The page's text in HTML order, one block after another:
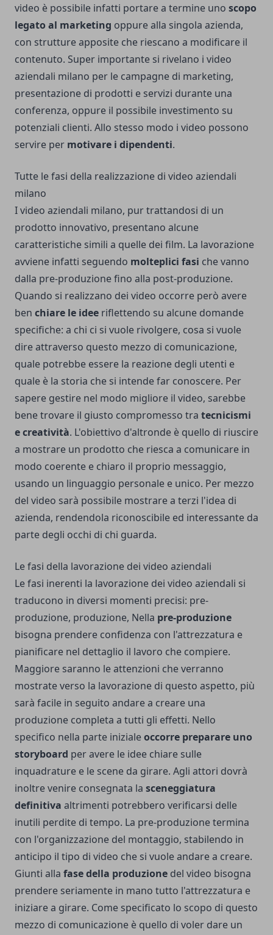
video è possibile infatti portare a termine uno scopo
legato al marketing oppure alla singola azienda,
con strutture apposite che riescano a modificare il
contenuto. Super importante si rivelano i video
aziendali milano per le campagne di marketing,
presentazione di prodotti e servizi durante una
conferenza, oppure il possibile investimento su
potenziali clienti. Allo stesso modo i video possono
servire per motivare i dipendenti.
Tutte le fasi della realizzazione di video aziendali
milano
I video aziendali milano, pur trattandosi di un
prodotto innovativo, presentano alcune
caratteristiche simili a quelle dei film. La lavorazione
avviene infatti seguendo molteplici fasi che vanno
dalla pre-produzione fino alla post-produzione.
Quando si realizzano dei video occorre però avere
ben chiare le idee riflettendo su alcune domande
specifiche: a chi ci si vuole rivolgere, cosa si vuole
dire attraverso questo mezzo di comunicazione,
quale potrebbe essere la reazione degli utenti e
quale è la storia che si intende far conoscere. Per
sapere gestire nel modo migliore il video, sarebbe
bene trovare il giusto compromesso tra tecnicismi
e creatività. L'obiettivo d'altronde è quello di riuscire
a mostrare un prodotto che riesca a comunicare in
modo coerente e chiaro il proprio messaggio,
usando un linguaggio personale e unico. Per mezzo
del video sarà possibile mostrare a terzi l'idea di
azienda, rendendola riconoscibile ed interessante da
parte degli occhi di chi guarda.
Le fasi della lavorazione dei video aziendali
Le fasi inerenti la lavorazione dei video aziendali si
traducono in diversi momenti precisi: pre-
produzione, produzione, Nella pre-produzione
bisogna prendere confidenza con l'attrezzatura e
pianificare nel dettaglio il lavoro che compiere.
Maggiore saranno le attenzioni che verranno
mostrate verso la lavorazione di questo aspetto, più
sarà facile in seguito andare a creare una
produzione completa a tutti gli effetti. Nello
specifico nella parte inizialeoccorre preparare uno
storyboard per avere le idee chiare sulle
inquadrature e le scene da girare. Agli attori dovrà
inoltre venire consegnata la sceneggiatura
definitiva altrimenti potrebbero verificarsi delle
inutili perdite di tempo. La pre-produzione termina
con l'organizzazione del montaggio, stabilendo in
anticipo il tipo di video che si vuole andare a creare.
Giunti alla fase della produzione del video bisogna
prendere seriamente in mano tutto l'attrezzatura e
iniziare a girare. Come specificato lo scopo di questo
mezzo di comunicazione è quello di voler dare un